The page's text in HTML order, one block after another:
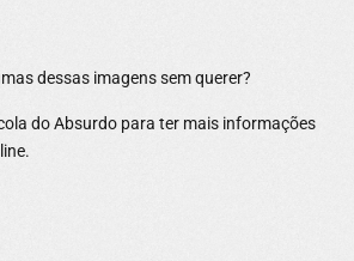
dessas imagens sem querer?
do Absurdo para ter mais informações